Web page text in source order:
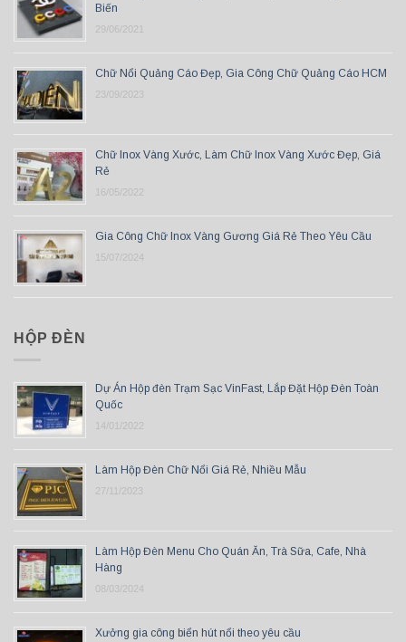
Biến
29/06/2021
Chữ Nổi Quảng Cáo Đẹp, Gia Công Chữ Quảng Cáo HCM
23/09/2023
Chữ Inox Vàng Xước, Làm Chữ Inox Vàng Xước Đẹp, Giá
Rẻ
16/05/2022
Gia Công Chữ Inox Vàng Gương Giá Rẻ Theo Yêu Cầu
15/07/2024
HỘP ĐÈN
Dự Án Hộp đèn Trạm Sạc VinFast, Lắp Đặt Hộp Đèn Toàn
Quốc
14/01/2022
Làm Hộp Đèn Chữ Nổi Giá Rẻ, Nhiều Mẫu
27/11/2023
Làm Hộp Đèn Menu Cho Quán Ăn, Trà Sữa, Cafe, Nhà
Hàng
08/03/2024
Xưởng gia công biển hút nổi theo yêu cầu